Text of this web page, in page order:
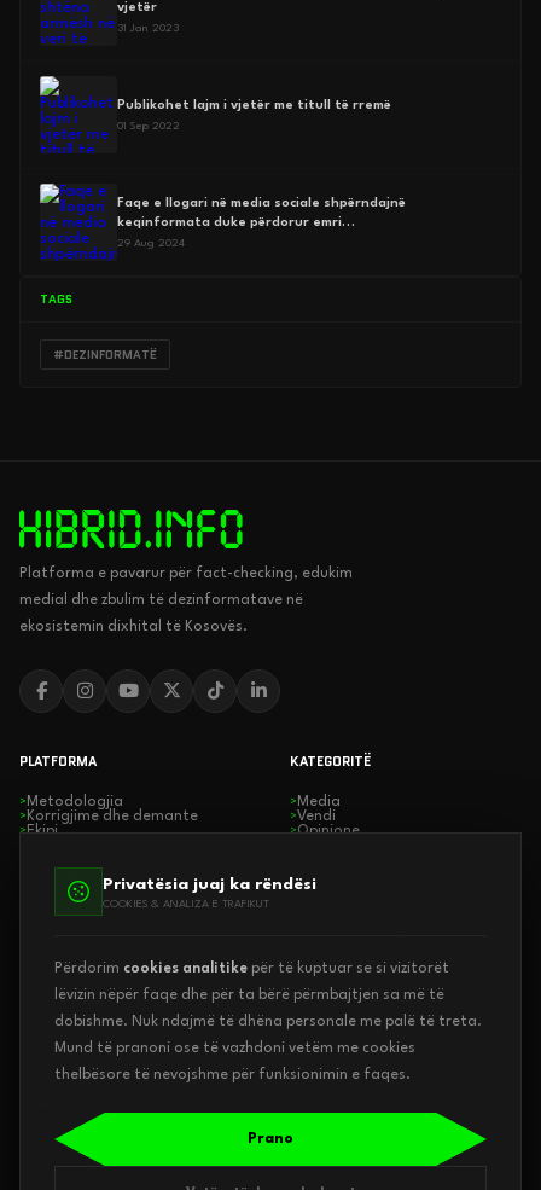
vjetër
31 Jan 2023
Publikohet lajm i vjetër me titull të rremë
01 Sep 2022
Faqe e llogari në media sociale shpërndajnë
keqinformata duke përdorur emri…
29 Aug 2024
TAGS
#DEZINFORMATË
Platforma e pavarur për fact-checking, edukim
medial dhe zbulim të dezinformatave në
ekosistemin dixhital të Kosovës.
PLATFORMA
> Metodologjia
> Korrigjime dhe demante
>Ekipi
Publikimet
KATEGORITË
> Media
>Vendi
>Opinione
>EDU
ADS/hibrid.info
> Prodhimi
>Inovacion
> Avokim
>EDU
>kosovofacts.com
info@hibrid.info
Privatësia juaj ka rëndësi
COOKIES & ANALIZA E TRAFIKUT
Përdorim cookies analitike për të kuptuar se si vizitorët
lëvizin nëpër faqe dhe për ta bërë përmbajtjen sa më të
dobishme. Nuk ndajmë të dhëna personale me palë të treta.
Mund të pranoni ose të vazhdoni vetëm me cookies
thelbësore të nevojshme për funksionimin e faqes.
Prano